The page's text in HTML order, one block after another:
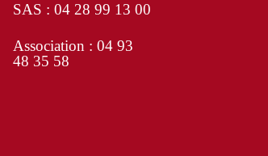
SAS : 04 28 99 13 00
Association : 04 93
48 35 58